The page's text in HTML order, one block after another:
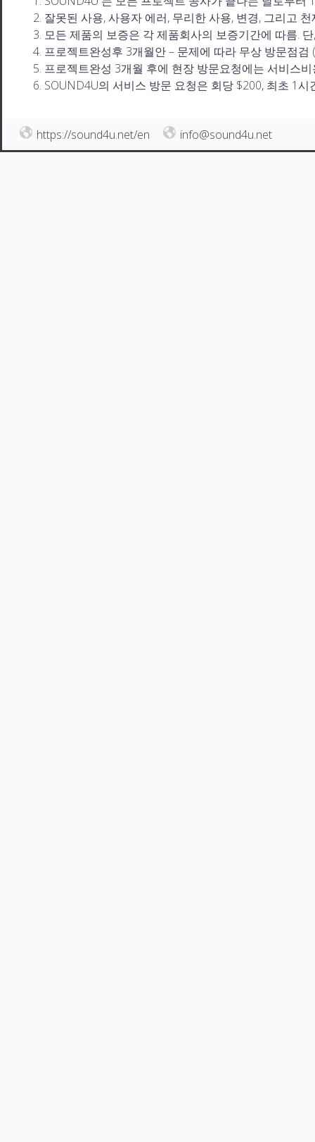
잘못된 사용, 사용자 에러, 무리한 사용, 변경, 그리고
모든 제품의 보증은 각 제품회사의 보증기간에 따름.
프로젝트완성후 3개월안 – 문제에 따라 무상 방문점
프로젝트완성 3개월 후에 현장 방문요청에는 서비스
SOUND4U의 서비스 방문 요청은 회당 $200, 최초 1
https://sound4u.net/en info@sound4u.net